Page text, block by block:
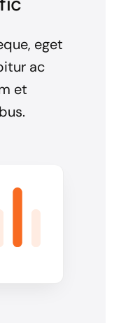
eget
ac
et